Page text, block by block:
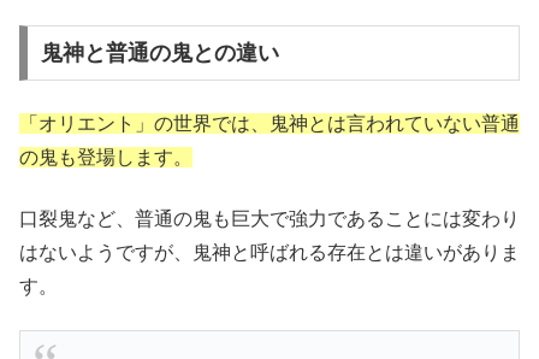
鬼神と普通の鬼との違い
「オリエント」の世界では、鬼神とは言われていない普通
の鬼も登場します。
口裂鬼など、普通の鬼も巨大で強力であることには変わり
はないようですが、鬼神と呼ばれる存在とは違いがありま
す。